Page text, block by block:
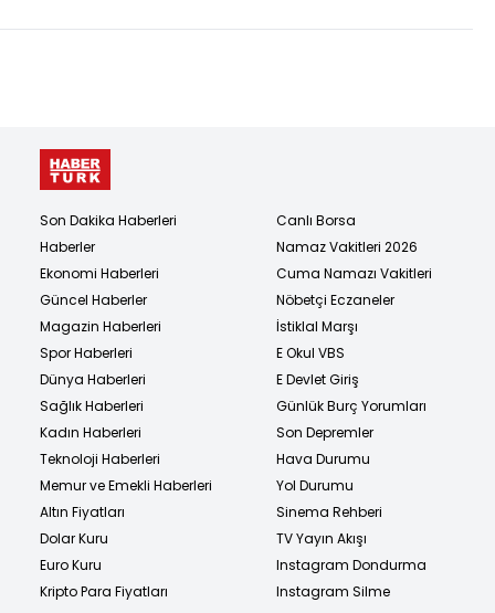
Son Dakika Haberleri
Haberler
Ekonomi Haberleri
Güncel Haberler
Magazin Haberleri
Spor Haberleri
Dünya Haberleri
Sağlık Haberleri
Kadın Haberleri
Teknoloji Haberleri
Memur ve Emekli Haberleri
Altın Fiyatları
Dolar Kuru
Euro Kuru
Kripto Para Fiyatları
Canlı Borsa
Namaz Vakitleri 2026
Cuma Namazı Vakitleri
Nöbetçi Eczaneler
İstiklal Marşı
E Okul VBS
E Devlet Giriş
Günlük Burç Yorumları
Son Depremler
Hava Durumu
Yol Durumu
Sinema Rehberi
TV Yayın Akışı
Instagram Dondurma
Instagram Silme